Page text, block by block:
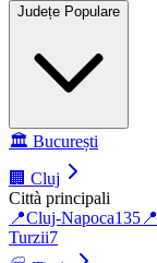
Județe Populare
🏛️ București
🏢 Cluj
Città principali
📍Cluj-Napoca135 📍
Turzii7